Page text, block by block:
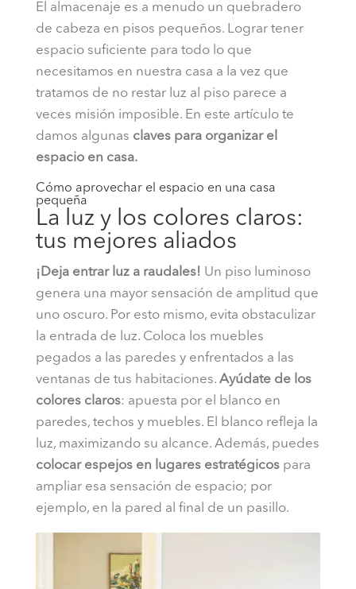
El almacenaje es a menudo un quebradero
de cabeza en pisos pequeños. Lograr tener
espacio suficiente para todo lo que
necesitamos en nuestra casa a la vez que
tratamos de no restar luz al piso parece a
veces misión imposible. En este artículo te
damos algunas claves para organizar el
espacio en casa.
Cómo aprovechar el espacio en una casa
pequeña
La luz y los colores claros:
tus mejores aliados
¡Deja entrar luz a raudales! Un piso luminoso
genera una mayor sensación de amplitud que
uno oscuro. Por esto mismo, evita obstaculizar
la entrada de luz. Coloca los muebles
pegados a las paredes y enfrentados a las
ventanas de tus habitaciones. Ayúdate de los
colores claros: apuesta por el blanco en
paredes, techos y muebles. El blanco refleja la
luz, maximizando su alcance. Además, puedes
colocar espejos en lugares estratégicospara
ampliar esa sensación de espacio; por
ejemplo, en la pared al final de un pasillo.